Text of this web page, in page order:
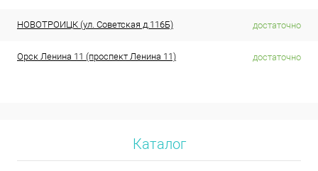
НОВОТРОИЦК (ул. Советская д.116Б) достаточно
Орск Ленина 11 (проспект Ленина 11) достаточно
Каталог